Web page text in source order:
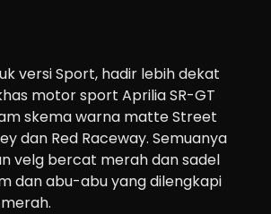
versi Sport, hadir lebih dekat
motor sport Aprilia SR-GT
skema warna matte Street
dan Red Raceway. Semuanya
velg bercat merah dan sadel
dan abu-abu yang dilengkapi